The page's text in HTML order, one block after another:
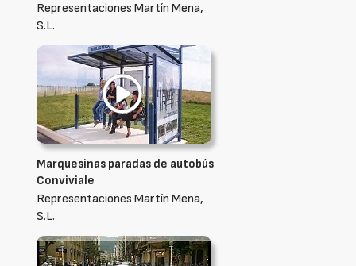
Representaciones Martín Mena,
S.L.
Marquesinas paradas de autobús
Conviviale
Representaciones Martín Mena,
S.L.